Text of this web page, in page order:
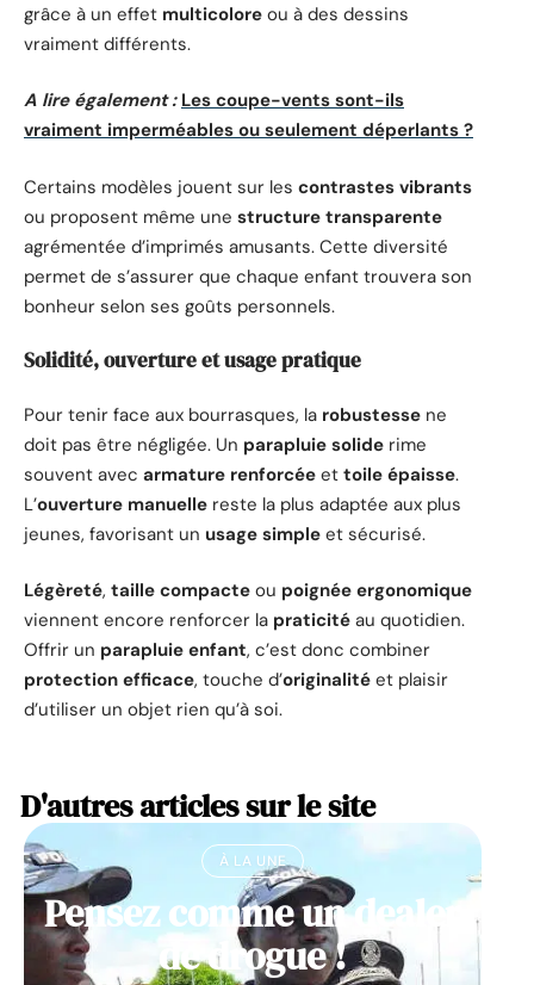
grâce à un effet multicolore ou à des dessins
vraiment différents.
A lire également : Les coupe-vents sont-ils
vraiment imperméables ou seulement déperlants ?
Certains modèles jouent sur les contrastes vibrants
ou proposent même une structure transparente
agrémentée d’imprimés amusants. Cette diversité
permet de s’assurer que chaque enfant trouvera son
bonheur selon ses goûts personnels.
Solidité, ouverture et usage pratique
Pour tenir face aux bourrasques, la robustesse ne
doit pas être négligée. Un parapluie solide rime
souvent avec armature renforcée et toile épaisse.
L’ouverture manuelle reste la plus adaptée aux plus
jeunes, favorisant un usage simple et sécurisé.
Légèreté, taille compacte ou poignée ergonomique
viennent encore renforcer la praticité au quotidien.
Offrir un parapluie enfant, c’est donc combiner
protection efficace, touche d’originalité et plaisir
d’utiliser un objet rien qu’à soi.
D'autres articles sur le site
À LA UNE
Pensez comme un dealer
de drogue !